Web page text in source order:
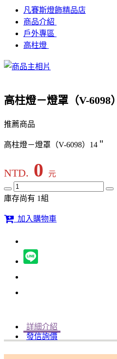
凡賽斯燈飾精品店
商品介紹
戶外專區
高柱燈
高柱燈－燈罩（V-6098
推薦商品
高柱燈－燈罩（V-6098）14＂
NTD. 0 元
庫存尚有 1組
加入購物車
詳細介紹
發信詢價